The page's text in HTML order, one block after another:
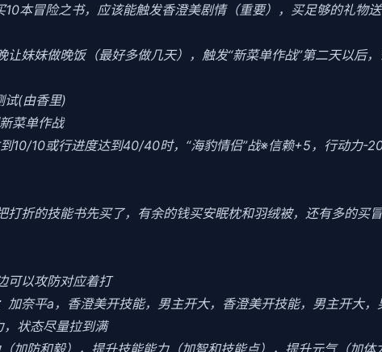
本冒险之书，应该能触发香澄美剧情（重要），买足够的礼物
妹妹做晚饭（最好多做几天），触发“新菜单作战”第二天以后
试(由香里)
菜单作战
10/10或行进度达到40/40时，“海豹情侣”战※信赖+5，行动力-
折的技能书先买了，有余的钱买安眠枕和羽绒被，还有多的买
可以攻防对应着打
奈平a，香澄美开技能，男主开大，香澄美开技能，男主开大，
状态尽量拉到满
加防和毅），提升技能能力（加智和技能点），提升元气（加体